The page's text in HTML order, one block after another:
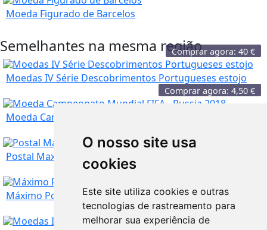
O nosso site usa
cookies
Este site utiliza cookies e outras
tecnologias de rastreamento para
melhorar sua experiência de
Comprar agora: 40 €
Moeda Figurado de Barcelos
Comprar agora: 4,50 €
Semelhantes na mesma região
Moedas IV Série Descobrimentos Portugueses estojo
Moeda Campeonato Mundial FIFA - Russia 2018
Setúbal Comprar agora:
Postal Maximo homenagem a Calouste Gulbenkian
Máximo Postal Cruz Vermelha Portuguesa 1865-1965